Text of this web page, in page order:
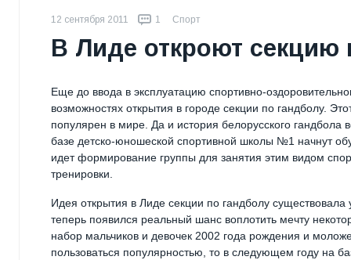
12 сентября 2011 1 Спорт
В Лиде откроют секцию
Еще до ввода в эксплуатацию спортивно-
возможностях открытия в городе секции по гандболу.
популярен в мире. Да и история белорусского
базе детско-юношеской спортивной школы №1 начнут
идет формирование группы для занятия этим видом
тренировки.
Идея открытия в Лиде секции по гандболу
теперь появился реальный шанс воплотить мечту
набор мальчиков и девочек 2002 года рождения и
пользоваться популярностью, то в следующем году на